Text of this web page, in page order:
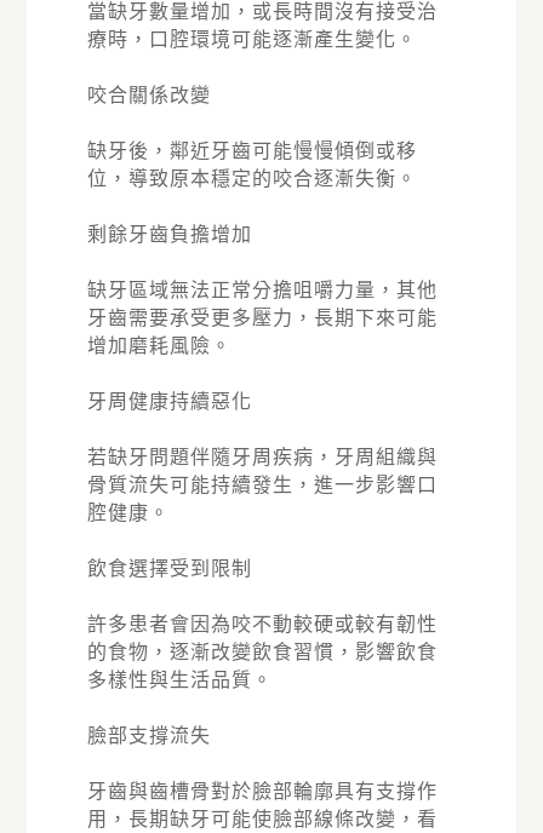
當缺牙數量增加，或長時間沒有接受治
療時，口腔環境可能逐漸產生變化。
咬合關係改變
缺牙後，鄰近牙齒可能慢慢傾倒或移
位，導致原本穩定的咬合逐漸失衡。
剩餘牙齒負擔增加
缺牙區域無法正常分擔咀嚼力量，其他
牙齒需要承受更多壓力，長期下來可能
增加磨耗風險。
牙周健康持續惡化
若缺牙問題伴隨牙周疾病，牙周組織與
骨質流失可能持續發生，進一步影響口
腔健康。
飲食選擇受到限制
許多患者會因為咬不動較硬或較有韌性
的食物，逐漸改變飲食習慣，影響飲食
多樣性與生活品質。
臉部支撐流失
牙齒與齒槽骨對於臉部輪廓具有支撐作
用，長期缺牙可能使臉部線條改變，看